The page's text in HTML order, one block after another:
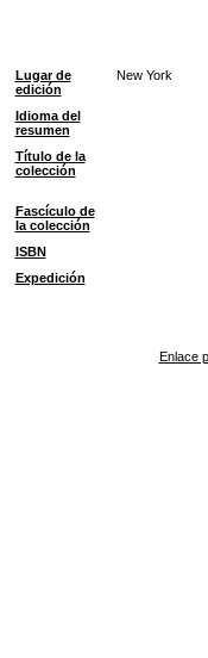
Lugar de
edición
New York
Idioma del
resumen
Título de la
colección
Fascículo de
la colección
ISBN
Expedición
Enlace